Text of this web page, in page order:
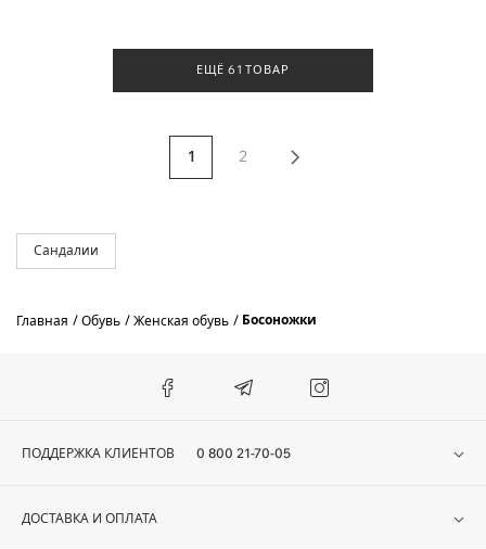
ЕЩЁ 61 ТОВАР
1 2
Сандалии
Главная Обувь Женская обувь Босоножки
ПОДДЕРЖКА КЛИЕНТОВ 0 800 21-70-05
ДОСТАВКА И ОПЛАТА